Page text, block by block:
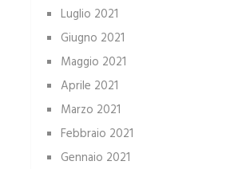
Luglio 2021
Giugno 2021
Maggio 2021
Aprile 2021
Marzo 2021
Febbraio 2021
Gennaio 2021